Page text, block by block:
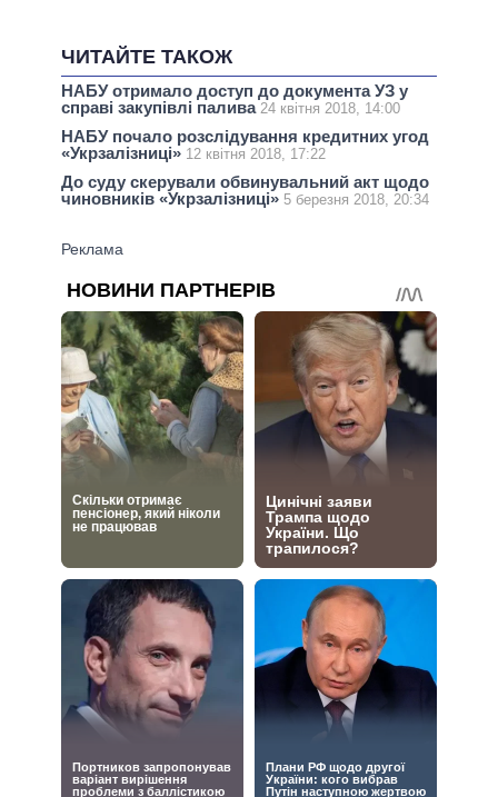
ЧИТАЙТЕ ТАКОЖ
НАБУ отримало доступ до документа УЗ у
справі закупівлі палива 24 квітня 2018, 14:00
НАБУ почало розслідування кредитних угод
«Укрзалізниці» 12 квітня 2018, 17:22
До суду скерували обвинувальний акт щодо
чиновників «Укрзалізниці» 5 березня 2018, 20:34